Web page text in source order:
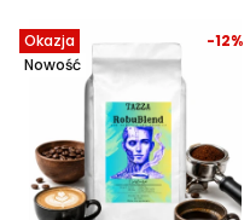
Okazja
Nowość
-12%